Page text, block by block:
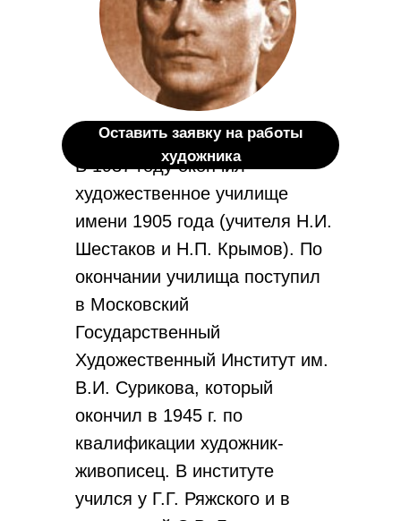
В 1937 году окончил
художественное училище
имени 1905 года (учителя Н.И.
Шестаков и Н.П. Крымов). По
окончании училища поступил
в Московский
Государственный
Художественный Институт им.
В.И. Сурикова, который
окончил в 1945 г. по
квалификации художник-
живописец. В институте
учился у Г.Г. Ряжского и в
Оставить заявку на работы
художника